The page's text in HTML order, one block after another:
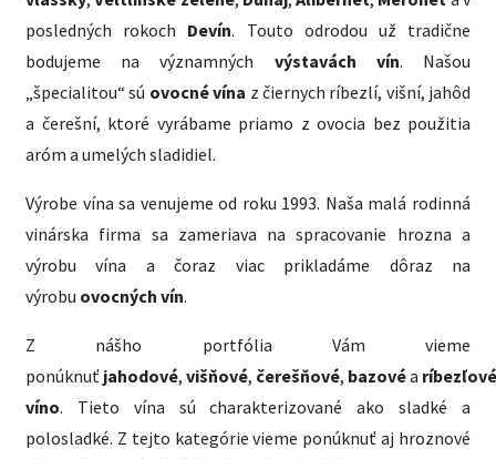
posledných rokoch Devín. Touto odrodou už tradične
bodujeme na významných výstavách vín. Našou
„špecialitou“ sú ovocné vína z čiernych ríbezlí, višní, jahôd
a čerešní, ktoré vyrábame priamo z ovocia bez použitia
aróm a umelých sladidiel.
Výrobe vína sa venujeme od roku 1993. Naša malá rodinná
vinárska firma sa zameriava na spracovanie hrozna a
výrobu vína a čoraz viac prikladáme dôraz na
výrobu ovocných vín.
Z nášho portfólia Vám vieme
ponúknuť jahodové, višňové, čerešňové, bazovéa ríbezľové
víno. Tieto vína sú charakterizované ako sladké a
polosladké. Z tejto kategórie vieme ponúknuť aj hroznové